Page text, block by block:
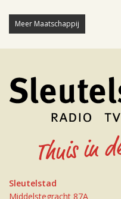
Meer Maatschappij
Sleutelstad
Middelstegracht 87A